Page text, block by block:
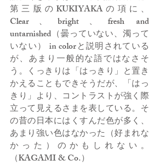
第三版のKUKIYAKAの項に、
Clear、bright、fresh and
untarnished（曇っていない、濁って
いない） in colorと説明されている
が、あまり一般的な語ではなさそ
う。くっきりは「はっきり」と置き
かえることもできそうだが、「はっ
きり」より、コントラストが強く際
立って見えるさまを表している。そ
の昔の日本にはくすんだ色が多く、
あまり強い色はなかった（好まれな
かった）のかもしれない。
（KAGAMI & Co.）